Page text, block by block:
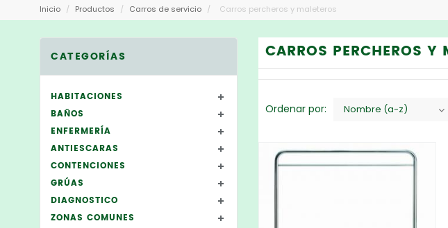
Inicio / Productos / Carros de servicio / Carros percheros y maleteros
CARROS PERCHEROS Y
Ordenar por: Nombre (a-z)
CATEGORÍAS
HABITACIONES
BAÑOS
ENFERMERÍA
ANTIESCARAS
CONTENCIONES
GRÚAS
DIAGNOSTICO
ZONAS COMUNES